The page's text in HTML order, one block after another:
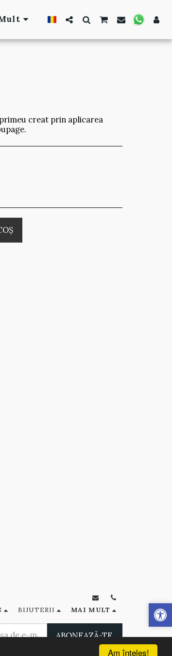
Am înţeles!
creat prin aplicarea
BIJUTERII MAI MULT
ABONEAZĂ-TE